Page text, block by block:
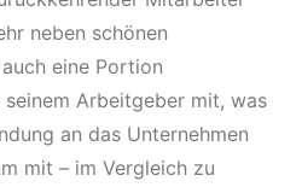
neben schönen
eine Portion
Arbeitgeber mit, was
an das Unternehmen
mit – im Vergleich zu